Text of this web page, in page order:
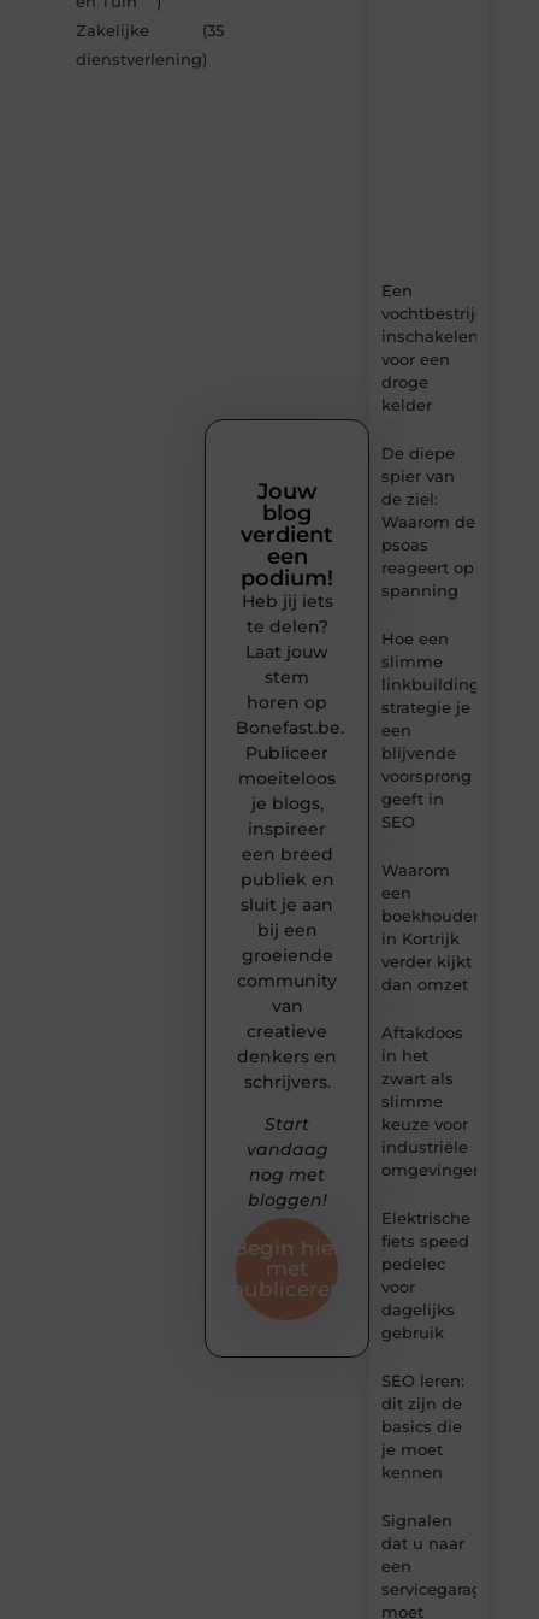
Zakelijke
dienstverlening
(35
)
Een
inschakelen
voor een
droge
kelder
De diepe
spier van
de ziel:
Waarom de
psoas
reageert op
spanning
Hoe een
slimme
linkbuilding
strategie je
een
blijvende
voorsprong
geeft in
SEO
Waarom
een
boekhouder
in Kortrijk
verder kijkt
dan omzet
Aftakdoos
in het
zwart als
slimme
keuze voor
industriële
omgevingen
Elektrische
fiets speed
pedelec
voor
dagelijks
gebruik
SEO leren:
dit zijn de
basics die
je moet
kennen
Signalen
dat u naar
een
servicegarage
moet
Jouw
blog
verdient
een
podium!
Heb jij iets
te delen?
Laat jouw
stem
horen op
Bonefast.be.
Publiceer
moeiteloos
je blogs,
inspireer
een breed
publiek en
sluit je aan
bij een
groeiende
community
van
creatieve
denkers en
schrijvers.
Start
vandaag
nog met
bloggen!
Begin hier
met
publiceren